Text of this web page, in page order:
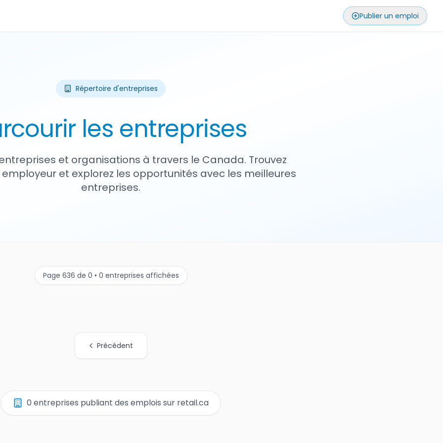
Publier un emploi
Répertoire d'entreprises
les entreprises
et organisations à travers le Canada. Trouvez
et explorez les opportunités avec les meilleures
entreprises.
Page 636 de 0 • 0 entreprises affichées
Précédent
0 entreprises publiant des emplois sur retail.ca